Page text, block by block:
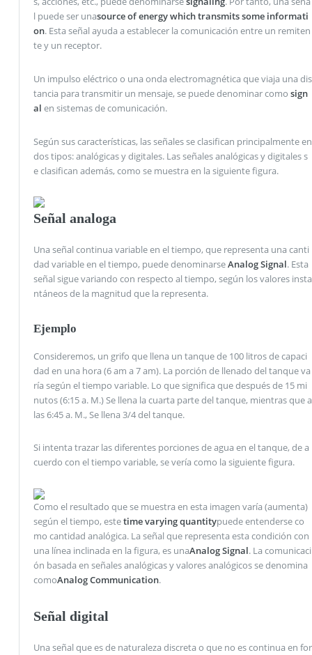
l puede ser unasource of energy which transmits some informati
on. Esta señal ayuda a establecer la comunicación entre un remiten
te y un receptor.
Un impulso eléctrico o una onda electromagnética que viaja una dis
tancia para transmitir un mensaje, se puede denominar como sign
al en sistemas de comunicación.
Según sus características, las señales se clasifican principalmente en
dos tipos: analógicas y digitales. Las señales analógicas y digitales s
e clasifican además, como se muestra en la siguiente figura.
Señal analoga
Una señal continua variable en el tiempo, que representa una canti
dad variable en el tiempo, puede denominarseAnalog Signal. Esta
señal sigue variando con respecto al tiempo, según los valores insta
ntáneos de la magnitud que la representa.
Ejemplo
Consideremos, un grifo que llena un tanque de 100 litros de capaci
dad en una hora (6 am a 7 am). La porción de llenado del tanque va
ría según el tiempo variable. Lo que significa que después de 15 mi
nutos (6:15 a. M.) Se llena la cuarta parte del tanque, mientras que a
las 6:45 a. M., Se llena 3/4 del tanque.
Si intenta trazar las diferentes porciones de agua en el tanque, de a
cuerdo con el tiempo variable, se vería como la siguiente figura.
Como el resultado que se muestra en esta imagen varía (aumenta)
según el tiempo, estetime varying quantitypuede entenderse co
mo cantidad analógica. La señal que representa esta condición con
una línea inclinada en la figura, es unaAnalog Signal. La comunicaci
ón basada en señales analógicas y valores analógicos se denomina
comoAnalog Communication.
Señal digital
Una señal que es de naturaleza discreta o que no es continua en for